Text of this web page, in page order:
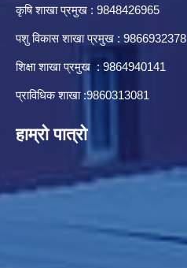
कृषि शाखा प्रमुख : 9848426965
पशु विकास शाखा प्रमुख : 9866932378
शिक्षा शाखा प्रमुख : 9864940141
प्राविधिक शाखा :9860313081
हाम्रो पात्रो